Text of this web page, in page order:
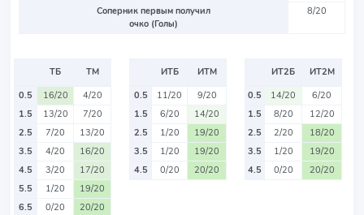
Соперник первым получил
очко (Голы)
8/20
ТБ
ТМ
0.5
16/20
4/20
1.5
13/20
7/20
2.5
7/20
13/20
3.5
4/20
16/20
4.5
3/20
17/20
5.5
1/20
19/20
6.5
0/20 20/20
ИТБ
ИТМ
0.5
11/20
9/20
1.5
6/20
14/20
2.5
1/20
19/20
3.5
1/20
19/20
4.5
0/20 20/20
ИТ2Б
ИТ2М
0.5
14/20
6/20
1.5
8/20
12/20
2.5
2/20
18/20
3.5
1/20
19/20
4.5
0/20 20/20